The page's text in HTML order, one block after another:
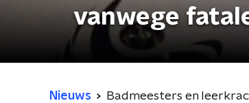
vanwege
Nieuws Badmeesters en